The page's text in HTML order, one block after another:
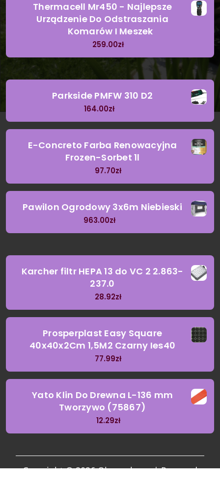
Thermacell Mr450 - Najlepsze
Urządzenie Do Odstraszania
Komarów I Meszek
259.00zł
Parkside PMFW 310 D2
164.00zł
E-Concreto Farba Renowacyjna
Frozen-Sorbet 1l
97.70zł
Pawilon Ogrodowy 3x6m Niebieski
963.00zł
Karcher filtr HEPA 13 do VC 2 2.863-
237.0
28.92zł
Prosperplast Easy Square
40x40x2Cm 1,5M2 Czarny Ies40
77.99zł
Yato Klin Do Drewna L-136 mm
Tworzywo (75867)
12.29zł
Copyright © 2026 Oknosolarne | Powered